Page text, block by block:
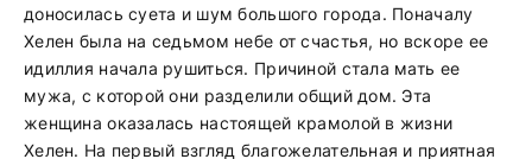
доносилась суета и шум большого города. Поначалу
Хелен была на седьмом небе от счастья, но вскоре ее
идиллия начала рушиться. Причиной стала мать ее
мужа, с которой они разделили общий дом. Эта
женщина оказалась настоящей крамолой в жизни
Хелен. На первый взгляд благожелательная и приятная